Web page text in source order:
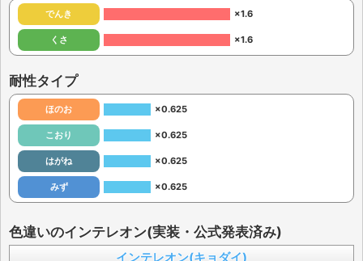
でんき ×1.6
くさ ×1.6
耐性タイプ
ほのお ×0.625
こおり ×0.625
はがね ×0.625
みず ×0.625
色違いのインテレオン(実装・公式発表済み)
インテレオン(キョダイ)